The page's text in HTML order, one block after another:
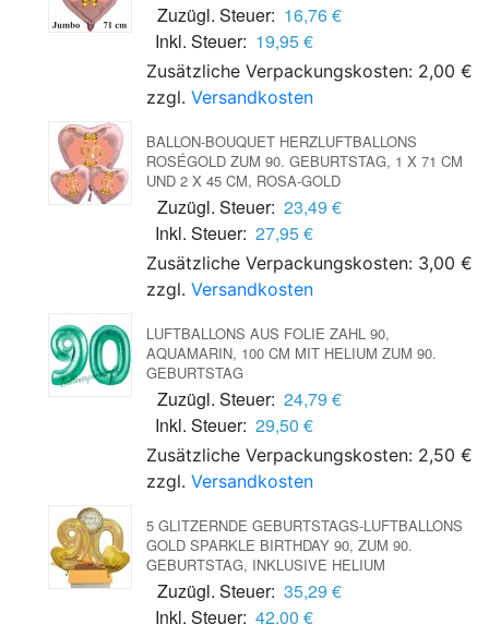
Zuzügl. Steuer: 16,76 €
Inkl. Steuer: 19,95 €
Zusätzliche Verpackungskosten: 2,00 €
zzgl. Versandkosten
BALLON-BOUQUET HERZLUFTBALLONS
ROSÉGOLD ZUM 90. GEBURTSTAG, 1 X 71 CM
UND 2 X 45 CM, ROSA-GOLD
Zuzügl. Steuer: 23,49 €
Inkl. Steuer: 27,95 €
Zusätzliche Verpackungskosten: 3,00 €
zzgl. Versandkosten
LUFTBALLONS AUS FOLIE ZAHL 90,
AQUAMARIN, 100 CM MIT HELIUM ZUM 90.
GEBURTSTAG
Zuzügl. Steuer: 24,79 €
Inkl. Steuer: 29,50 €
Zusätzliche Verpackungskosten: 2,50 €
zzgl. Versandkosten
5 GLITZERNDE GEBURTSTAGS-LUFTBALLONS
GOLD SPARKLE BIRTHDAY 90, ZUM 90.
GEBURTSTAG, INKLUSIVE HELIUM
Zuzügl. Steuer: 35,29 €
Inkl. Steuer: 42,00 €